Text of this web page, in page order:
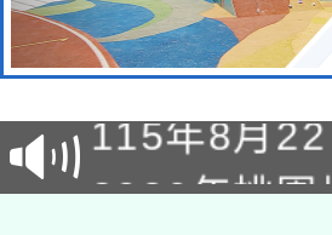
轉知經濟部
業技術研究
用水績優單
115年8月
桃園市孔廟
2026年桃